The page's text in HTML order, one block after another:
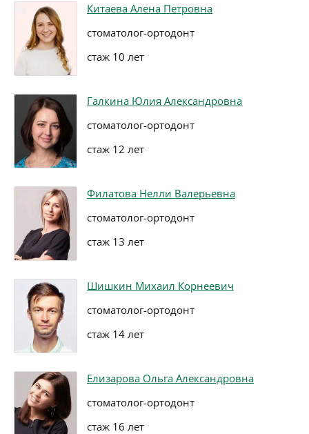
Китаева Алена Петровна
стоматолог-ортодонт
стаж 10 лет
Галкина Юлия Александровна
стоматолог-ортодонт
стаж 12 лет
Филатова Нелли Валерьевна
стоматолог-ортодонт
стаж 13 лет
Шишкин Михаил Корнеевич
стоматолог-ортодонт
стаж 14 лет
Елизарова Ольга Александровна
стоматолог-ортодонт
стаж 16 лет